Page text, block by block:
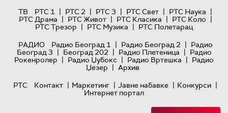
ТВ
РТС 1 | РТС 2 | РТС 3 | РТС Свет | РТС Наука |
РТС Драма | РТС Живот | РТС Класика | РТС Коло |
РТС Трезор | РТС Музика | РТС Полетарац
РАДИО
Радио Београд 1 | Радио Београд 2 | Радио
Београд 3 | Београд 202 | Радио Плетеница | Радио
Рокенролер | Радио Џубокс | Радио Вртешка | Радио
Џезер | Архив
РТС
Контакт | Маркетинг | Јавне набавке | Конкурси |
Интернет портал